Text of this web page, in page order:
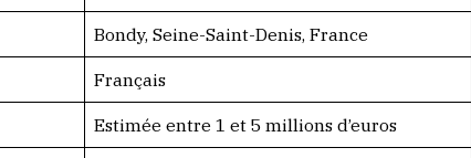
Bondy, Seine-Saint-Denis, France
Français
Estimée entre 1 et 5 millions d’euros